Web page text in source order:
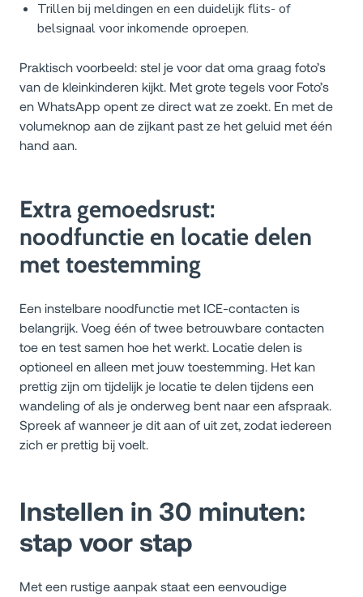
Trillen bij meldingen en een duidelijk flits- of
belsignaal voor inkomende oproepen.
Praktisch voorbeeld: stel je voor dat oma graag foto’s
van de kleinkinderen kijkt. Met grote tegels voor Foto’s
en WhatsApp opent ze direct wat ze zoekt. En met de
volumeknop aan de zijkant past ze het geluid met één
hand aan.
Extra gemoedsrust:
noodfunctie en locatie delen
met toestemming
Een instelbare noodfunctie met ICE-contacten is
belangrijk. Voeg één of twee betrouwbare contacten
toe en test samen hoe het werkt. Locatie delen is
optioneel en alleen met jouw toestemming. Het kan
prettig zijn om tijdelijk je locatie te delen tijdens een
wandeling of als je onderweg bent naar een afspraak.
Spreek af wanneer je dit aan of uit zet, zodat iedereen
zich er prettig bij voelt.
Instellen in 30 minuten:
stap voor stap
Met een rustige aanpak staat een eenvoudige